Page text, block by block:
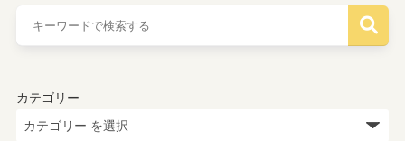
カテゴリー